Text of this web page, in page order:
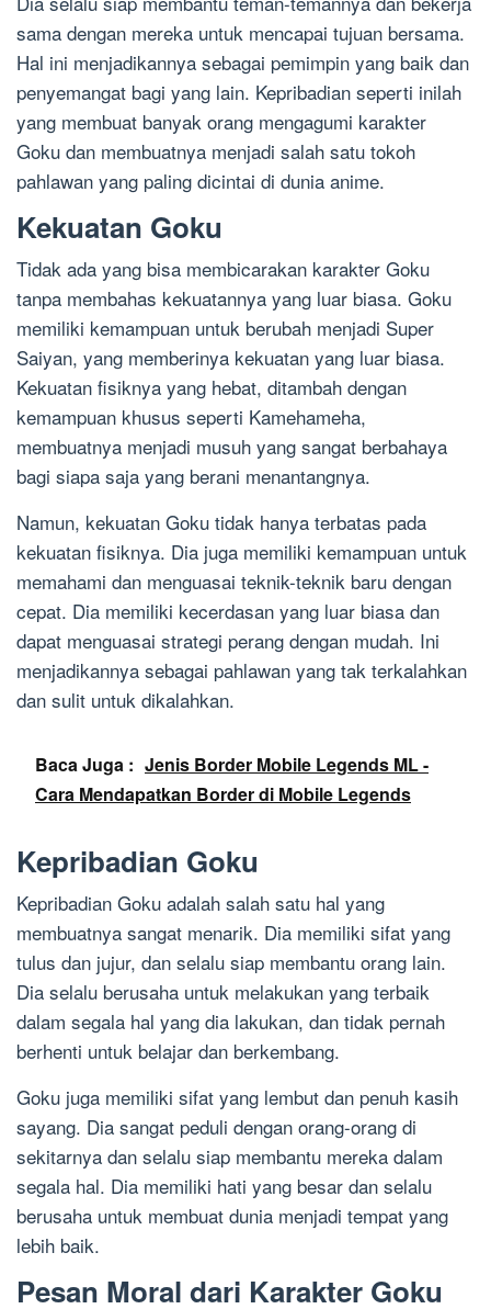
sama dengan mereka untuk mencapai tujuan bersama.
Hal ini menjadikannya sebagai pemimpin yang baik dan
penyemangat bagi yang lain. Kepribadian seperti inilah
yang membuat banyak orang mengagumi karakter
Goku dan membuatnya menjadi salah satu tokoh
pahlawan yang paling dicintai di dunia anime.
Kekuatan Goku
Tidak ada yang bisa membicarakan karakter Goku
tanpa membahas kekuatannya yang luar biasa. Goku
memiliki kemampuan untuk berubah menjadi Super
Saiyan, yang memberinya kekuatan yang luar biasa.
Kekuatan fisiknya yang hebat, ditambah dengan
kemampuan khusus seperti Kamehameha,
membuatnya menjadi musuh yang sangat berbahaya
bagi siapa saja yang berani menantangnya.
Namun, kekuatan Goku tidak hanya terbatas pada
kekuatan fisiknya. Dia juga memiliki kemampuan untuk
memahami dan menguasai teknik-teknik baru dengan
cepat. Dia memiliki kecerdasan yang luar biasa dan
dapat menguasai strategi perang dengan mudah. Ini
menjadikannya sebagai pahlawan yang tak terkalahkan
dan sulit untuk dikalahkan.
Baca Juga : Jenis Border Mobile Legends ML -
Cara Mendapatkan Border di Mobile Legends
Kepribadian Goku
Kepribadian Goku adalah salah satu hal yang
membuatnya sangat menarik. Dia memiliki sifat yang
tulus dan jujur, dan selalu siap membantu orang lain.
Dia selalu berusaha untuk melakukan yang terbaik
dalam segala hal yang dia lakukan, dan tidak pernah
berhenti untuk belajar dan berkembang.
Goku juga memiliki sifat yang lembut dan penuh kasih
sayang. Dia sangat peduli dengan orang-orang di
sekitarnya dan selalu siap membantu mereka dalam
segala hal. Dia memiliki hati yang besar dan selalu
berusaha untuk membuat dunia menjadi tempat yang
lebih baik.
Pesan Moral dari Karakter Goku